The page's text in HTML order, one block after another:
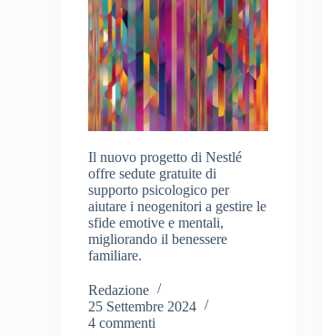
Il nuovo progetto di Nestlé
offre sedute gratuite di
supporto psicologico per
aiutare i neogenitori a gestire le
sfide emotive e mentali,
migliorando il benessere
familiare.
Redazione
25 Settembre 2024
4 commenti